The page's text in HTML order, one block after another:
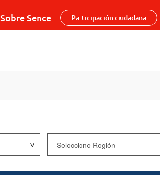
Sobre Sence Participación ciudadana